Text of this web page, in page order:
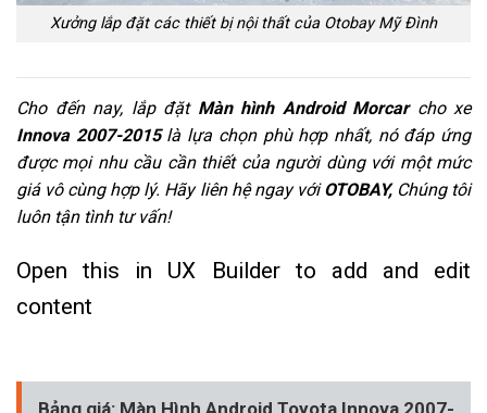
Xưởng lắp đặt các thiết bị nội thất của Otobay Mỹ Đình
Cho đến nay, lắp đặt Màn hình Android Morcar cho xe
Innova 2007-2015 là lựa chọn phù hợp nhất, nó đáp ứng
được mọi nhu cầu cần thiết của người dùng với một mức
giá vô cùng hợp lý. Hãy liên hệ ngay vớiOTOBAY, Chúng tôi
luôn tận tình tư vấn!
Open this in UX Builder to add and edit
content